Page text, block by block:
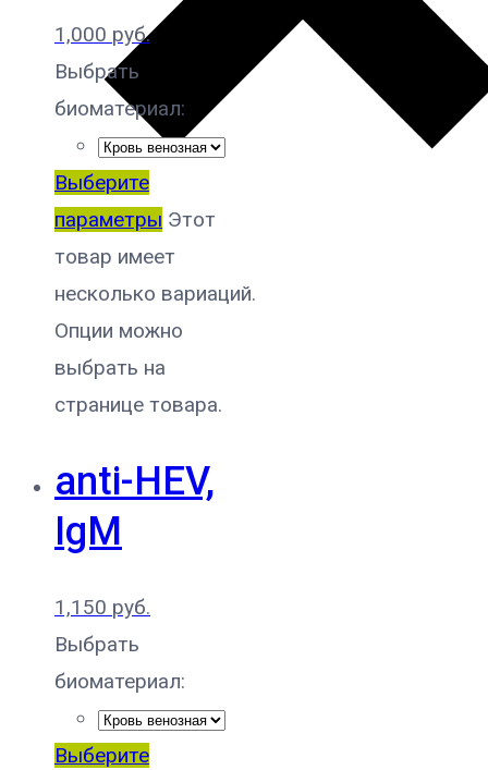
1,000 руб.
Выбрать
биоматериал:
Выберите
параметры Этот
товар имеет
несколько вариаций.
Опции можно
выбрать на
странице товара.
anti-HEV,
IgM
1,150 руб.
Выбрать
биоматериал:
Выберите